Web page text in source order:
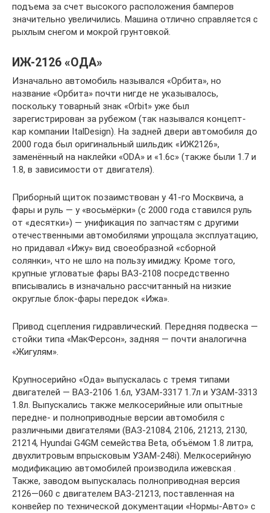
подъема за счет высокого расположения бамперов
значительно увеличились. Машина отлично справляется с
рыхлым снегом и мокрой грунтовкой.
ИЖ-2126 «ОДА»
Изначально автомобиль назывался «Орбита», но
название «Орбита» почти нигде не указывалось,
поскольку товарный знак «Orbit» уже был
зарегистрирован за рубежом (так назывался концепт-
кар компании ItalDesign). На задней двери автомобиля до
2000 года был оригинальный шильдик «ИЖ2126»,
заменённый на наклейки «ODA» и «1.6c» (также были 1.7 и
1.8, в зависимости от двигателя).
Приборный щиток позаимствован у 41-го Москвича, а
фары и руль — у «восьмёрки» (с 2000 года ставился руль
от «десятки») — унификация по запчастям с другими
отечественными автомобилями упрощала эксплуатацию,
но придавал «Ижу» вид своеобразной «сборной
солянки», что не шло на пользу имиджу. Кроме того,
крупные угловатые фары ВАЗ-2108 посредственно
вписывались в изначально рассчитанный на низкие
округлые блок-фары передок «Ижа».
Привод сцепления гидравлический. Передняя подвеска —
стойки типа «МакФерсон», задняя — почти аналогична
«Жигулям».
Крупносерийно «Ода» выпускалась с тремя типами
двигателей — ВАЗ-2106 1.6л, УЗАМ-3317 1.7л и УЗАМ-3313
1.8л. Выпускались также мелкосерийные или опытные
передне- и полноприводные версии автомобиля с
различными двигателями (ВАЗ-21084, 2106, 21213, 2130,
21214, Hyundai G4GM семейства Beta, объёмом 1.8 литра,
двухлитровым впрысковым УЗАМ-248i). Мелкосерийную
модификацию автомобилей производила ижевская .
Также, заводом выпускалась полноприводная версия
2126—060 с двигателем ВАЗ-21213, поставленная на
конвейер по технической документации «Нормы-Авто» с